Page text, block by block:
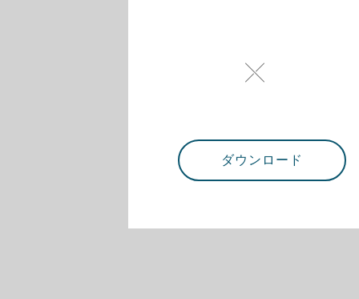
ダウンロード